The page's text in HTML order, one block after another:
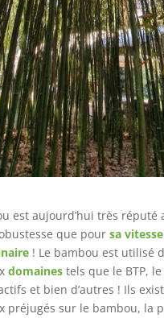
est aujourd’hui très réputé
que pour sa
! Le bambou est utilisé
domaines tels que le BTP,
et bien d’autres ! Ils
préjugés sur le bambou, la